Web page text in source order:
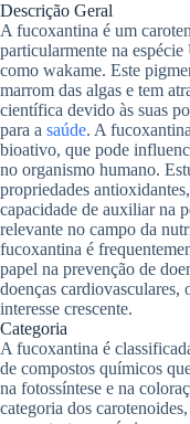
Descrição Geral
A fucoxantina é um
particularmente na
como wakame. Este
marrom das algas e tem
científica devido às suas
para a saúde. A
bioativo, que pode
no organismo humano.
propriedades
capacidade de auxiliar na
relevante no campo da
fucoxantina é
papel na prevenção de
doenças cardiovasculares,
interesse crescente.
Categoria
A fucoxantina é
de compostos químicos
na fotossíntese e na
categoria dos